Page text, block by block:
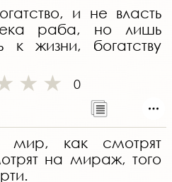
и не власть
раба, но лишь
к жизни, богатству
0
мир, как смотрят
на мираж, того